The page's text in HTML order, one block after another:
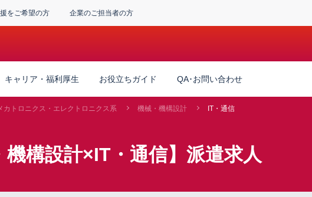
をご希望の方 企業のご担当者の方
キャリア・福利厚生 お役立ちガイド QA･お問い合わせ
カトロニクス・エレクトロニクス系 機械・機構設計 IT・通信
機構設計×IT・通信】派遣求人